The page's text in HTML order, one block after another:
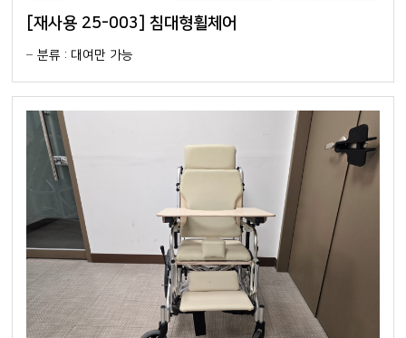
[재사용 25-003] 침대형휠체어
분류 : 대여만 가능